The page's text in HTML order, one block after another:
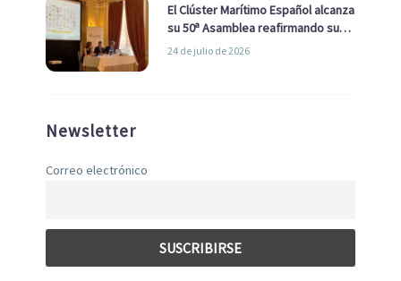
El Clúster Marítimo Español alcanza
su 50ª Asamblea reafirmando su
liderazgo en la Economía Azul
24 de julio de 2026
Newsletter
Correo electrónico